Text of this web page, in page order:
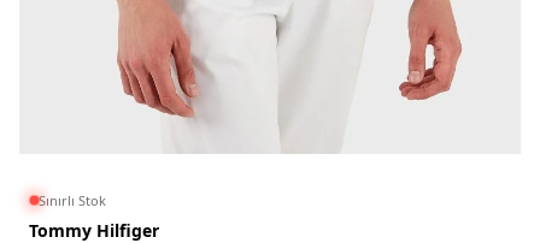
Sınırlı Stok
Tommy Hilfiger